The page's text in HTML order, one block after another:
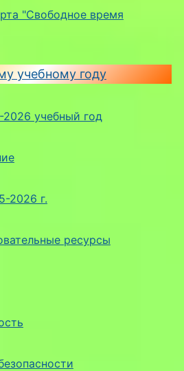
"Свободное время
учебному году
учебный год
2026 г.
ресурсы